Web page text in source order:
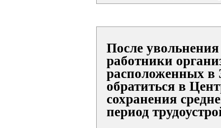
После
работники
расположенных
обратиться в
сохранения
период